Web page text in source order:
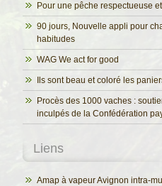
Pour une pêche respectueuse
90 jours, Nouvelle appli pour
habitudes
WAG We act for good
Ils sont beau et coloré les
Procès des 1000 vaches :
inculpés de la Confédération
Liens
Amap à vapeur Avignon intra-